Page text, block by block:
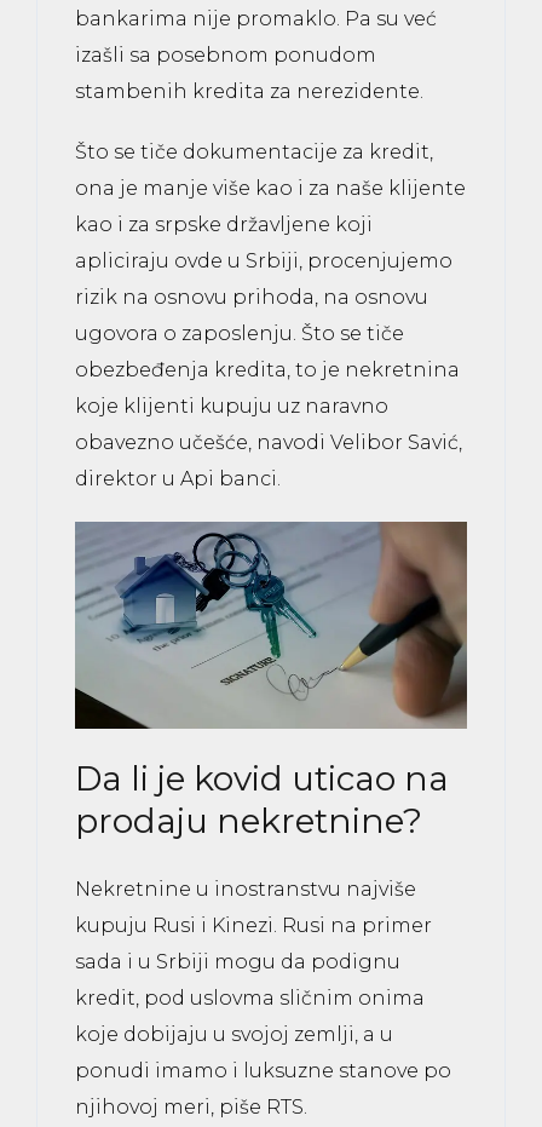
bankarima nije promaklo. Pa su već
izašli sa posebnom ponudom
stambenih kredita za nerezidente.
Što se tiče dokumentacije za kredit,
ona je manje više kao i za naše klijente
kao i za srpske državljene koji
apliciraju ovde u Srbiji, procenjujemo
rizik na osnovu prihoda, na osnovu
ugovora o zaposlenju. Što se tiče
obezbeđenja kredita, to je nekretnina
koje klijenti kupuju uz naravno
obavezno učešće, navodi Velibor Savić,
direktor u Api banci.
Da li je kovid uticao na
prodaju nekretnine?
Nekretnine u inostranstvu najviše
kupuju Rusi i Kinezi. Rusi na primer
sada i u Srbiji mogu da podignu
kredit, pod uslovma sličnim onima
koje dobijaju u svojoj zemlji, a u
ponudi imamo i luksuzne stanove po
njihovoj meri, piše RTS.